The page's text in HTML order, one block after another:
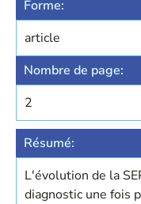
Forme:
article
Nombre de page:
2
Résumé:
L'évolution de la
diagnostic une fois